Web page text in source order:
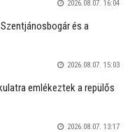
2026.08.07. 16:04
és a
2026.08.07. 15:03
emlékeztek a repülős
2026.08.07. 13:17